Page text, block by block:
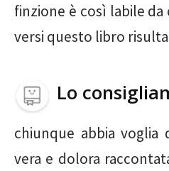
finzione è così labile
versi questo libro
Lo
chiunque abbia voglia
vera e dolora